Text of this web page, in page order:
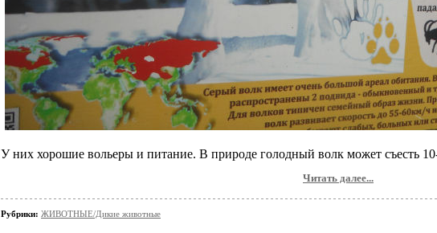
У них хорошие вольеры и питание. В природе голодный волк может съесть
Читать далее...
Рубрики: ЖИВОТНЫЕ/Дикие животные